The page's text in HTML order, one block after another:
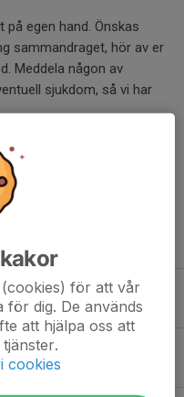
egen hand. Önskas
sammandraget, hör av er
Meddela någon av
sjukdom, så vi har
för att vår
dig. De används
att hjälpa oss att
cookies